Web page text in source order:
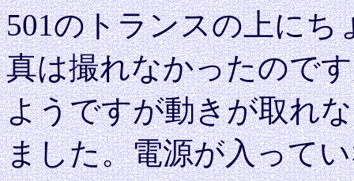
501のトランスの上に
真は撮れなかったので
ようですが動きが取れ
ました。電源が入って